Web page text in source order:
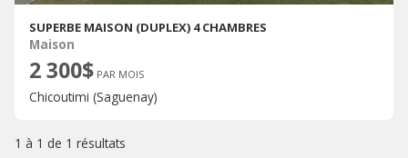
SUPERBE MAISON (DUPLEX) 4 CHAMBRES
Maison
2 300$ PAR MOIS
Chicoutimi (Saguenay)
1 à 1 de 1 résultats